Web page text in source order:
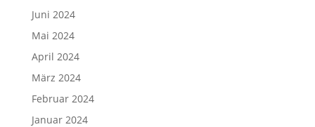
Juni 2024
Mai 2024
April 2024
März 2024
Februar 2024
Januar 2024